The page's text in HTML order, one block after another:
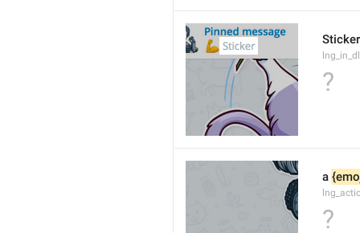
Sticker
?
a
?